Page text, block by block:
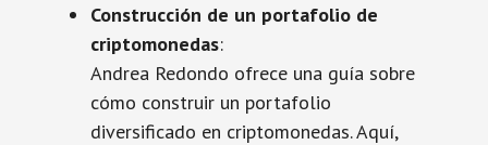
Construcción de un portafolio de
criptomonedas:
Andrea Redondo ofrece una guía sobre
cómo construir un portafolio
diversificado en criptomonedas. Aquí,